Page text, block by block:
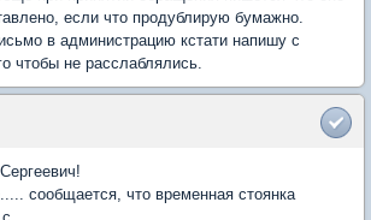
если что продублирую бумажно.
в администрацию кстати напишу с
чтобы не расслаблялись.
сообщается, что временная стоянка